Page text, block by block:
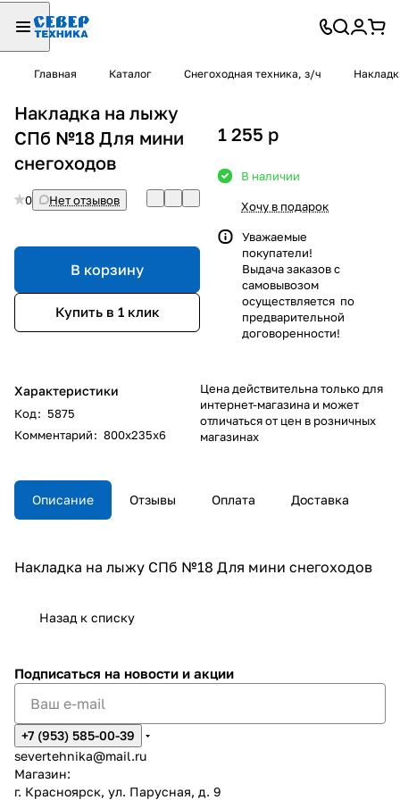
Главная Каталог Снегоходная техника, з/ч
Накладка на лыжу
СПб №18 Для мини
снегоходов
0 Нет отзывов
В корзину
Купить в 1 клик
Характеристики
Код: 5875
Комментарий: 800x235x6
1 255 p
В наличии
Хочу в подарок
Уважаемые
покупатели!
Выдача заказов с
самовывозом
осуществляется по
предварительной
договоренности!
Цена действительна только для
интернет-магазина и может
отличаться от цен в розничных
магазинах
Описание Отзывы Оплата Доставка
Накладка на лыжу СПб №18 Для мини снегоходов
Назад к списку
Подписаться на новости и акции
+7 (953) 585-00-39
severtehnika@mail.ru
Магазин:
г. Красноярск, ул. Парусная, д. 9